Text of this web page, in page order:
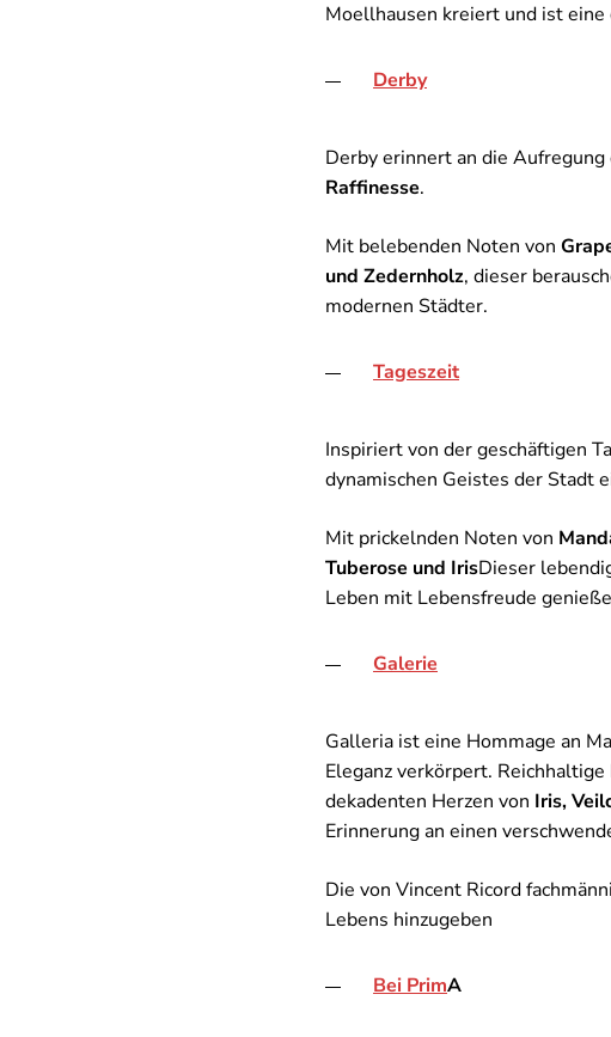
Moellhausen kreiert und ist
Derby
Derby erinnert an die
Raffinesse.
Mit belebenden Noten von
und Zedernholz, dieser
modernen Städter.
Tageszeit
Inspiriert von der geschäftigen
dynamischen Geistes der Stadt
Mit prickelnden Noten von
Tuberose und IrisDieser
Leben mit Lebensfreude
Galerie
Galleria ist eine Hommage an
Eleganz verkörpert.
dekadenten Herzen von Iris,
Erinnerung an einen
Die von Vincent Ricord
Lebens hinzugeben
Bei PrimA